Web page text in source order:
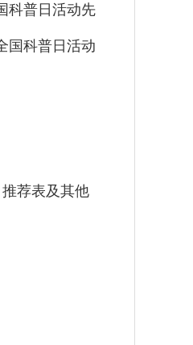
科普日活动先
国科普日活动
荐表及其他